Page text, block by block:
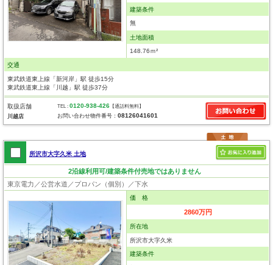
建築条件
無
土地面積
148.76ｍ²
交通
東武鉄道東上線「新河岸」駅 徒歩15分
東武鉄道東上線「川越」駅 徒歩37分
取扱店舗
川越店
TEL :0120-938-426 【通話料無料】
お問い合わせ物件番号：08126041601
所沢市大字久米 土地
2沿線利用可/建築条件付売地ではありません
東京電力／公営水道／プロパン（個別）／下水
価 格
2860万円
所在地
所沢市大字久米
建築条件